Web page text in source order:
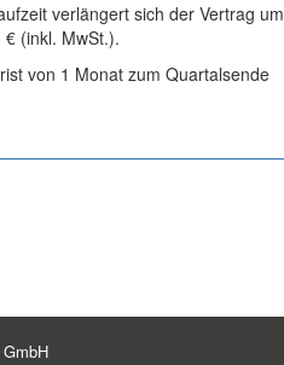
verlängert sich der Vertrag um
(inkl. MwSt.).
von 1 Monat zum Quartalsende